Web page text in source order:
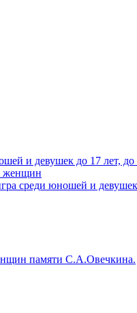
и девушек до 17 лет, до
женщин
среди юношей и девушек
памяти С.А.Овечкина.